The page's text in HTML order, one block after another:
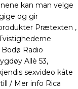
kan man velge
og gir
Prætexten ,
Radio
Allè 53,
sexvideo kåte
/ Mer info Rica